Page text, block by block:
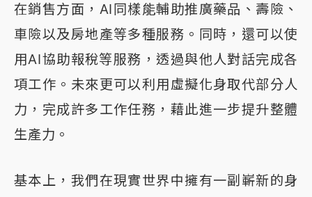
在銷售方面，AI同樣能輔助推廣藥品、壽險、
車險以及房地產等多種服務。同時，還可以使
用AI協助報稅等服務，透過與他人對話完成各
項工作。未來更可以利用虛擬化身取代部分人
力，完成許多工作任務，藉此進一步提升整體
生產力。
基本上，我們在現實世界中擁有一副嶄新的身